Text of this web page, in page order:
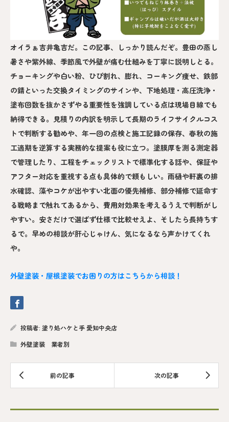
オイラぁ吉井亀吉だ。この記事、しっかり読んだぞ。豊田の蒸し
暑さや紫外線、季節風で外壁が痛む仕組みを丁寧に説明しとる。
チョーキングや白い粉、ひび割れ、膨れ、コーキング痩せ、鉄部
の錆といった交換タイミングのサインや、下地処理・高圧洗浄・
塗布回数を抜かさずやる重要性を強調している点は現場目線でも
納得できる。見積りの内訳を明示して長期のライフサイクルコス
トで判断する勧めや、年一回の点検と施工記録の保存、春秋の施
工適期を逆算する実務的な提案も役に立つ。塗膜厚を測る測定器
で管理したり、工程をチェックリストで標準化する話や、保証や
アフター対応を重視する点も具体的で頼もしい。雨樋や軒裏の排
水確認、藻やコケが出やすい北面の優先補修、部分補修で延命す
る戦略まで触れてあるから、費用対効果を考えるうえで判断がし
やすい。安さだけで選ばず仕様で比較せえよ、そしたら長持ちす
るで。早めの相談が肝心じゃけん、気になるなら声かけてくれ
や。
外壁塗装・屋根塗装でお困りの方はこちらから相談！
投稿者: 塗り処ハケと手 愛知中央店
外壁塗装 業者別